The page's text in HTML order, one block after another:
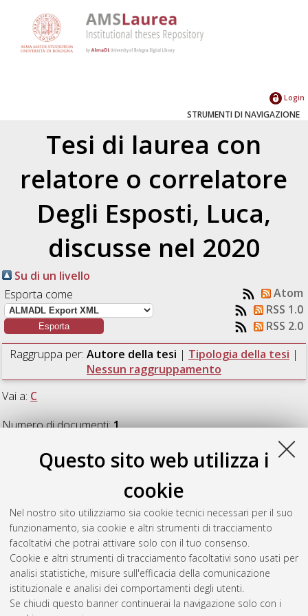
Questo sito web utilizza i
cookie
Nel nostro sito utilizziamo sia cookie tecnici necessari per il suo
funzionamento, sia cookie e altri strumenti di tracciamento
facoltativi che potrai attivare solo con il tuo consenso.
Cookie e altri strumenti di tracciamento facoltativi sono usati per
analisi statistiche, misure sull'efficacia della comunicazione
istituzionale e analisi dei comportamenti degli utenti.
Se chiudi questo banner continuerai la navigazione solo con i
Login
STRUMENTI DI NAVIGAZIONE
Tesi di laurea con
relatore o correlatore
Degli Esposti, Luca,
discusse nel 2020
Su di un livello
Esporta come
Atom
RSS 1.0
RSS 2.0
Raggruppa per: Autore della tesi | Tipologia della tesi |
Nessun raggruppamento
Vai a: C
Numero di documenti:1.
Industrial Approach.[Laurea magistrale], Università di
Bologna, Corso di Studio in Telecommunications engineering
[LM-DM270], Documento full-text non disponibile
Questa lista e' stata generata ilMon Aug 10 08:49:20 2026
CEST